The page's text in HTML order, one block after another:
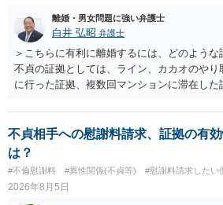
離婚・男女問題に強い弁護士
白井 弘昭 弁護士
＞こちらに有利に離婚するには、どのような
不貞の証拠としては、ライン、カカオのや
に行った証拠、複数回マンションに滞在し
婚する、慰謝料をとるなど）ことができる
貞発覚後、長期間同居を続けると、不貞を
場合がありますので、ご注意ください。 以上
不貞相手への慰謝料請求、証拠の有
は？
#不倫慰謝料 #異性関係(不貞等) #慰謝料請求したい
2026年8月5日